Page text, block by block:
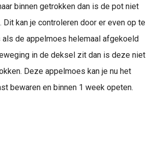
binnen getrokken dan is de pot niet
Dit kan je controleren door er even op te
als de appelmoes helemaal afgekoeld
in de deksel zit dan is deze niet
Deze appelmoes kan je nu het
bewaren en binnen 1 week opeten.